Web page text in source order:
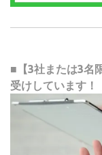
■【3社または3名
受けしています！